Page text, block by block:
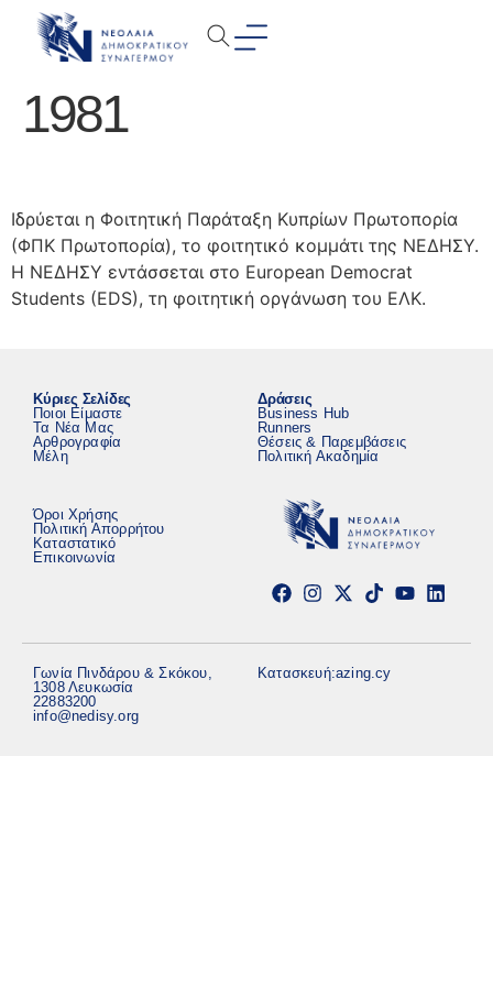
1981
Ιδρύεται η Φοιτητική Παράταξη Κυπρίων Πρωτοπορία
(ΦΠΚ Πρωτοπορία), το φοιτητικό κομμάτι της ΝΕΔΗΣΥ.
Η ΝΕΔΗΣΥ εντάσσεται στο European Democrat
Students (EDS), τη φοιτητική οργάνωση του ΕΛΚ.
Κύριες Σελίδες
Ποιοι Είμαστε
Τα Νέα Μας
Αρθρογραφία
Μέλη
Δράσεις
Business Hub
Runners
Θέσεις & Παρεμβάσεις
Πολιτική Ακαδημία
Όροι Χρήσης
Πολιτική Απορρήτου
Καταστατικό
Επικοινωνία
Γωνία Πινδάρου & Σκόκου,
1308 Λευκωσία
22883200
info@nedisy.org
Κατασκευή:azing.cy